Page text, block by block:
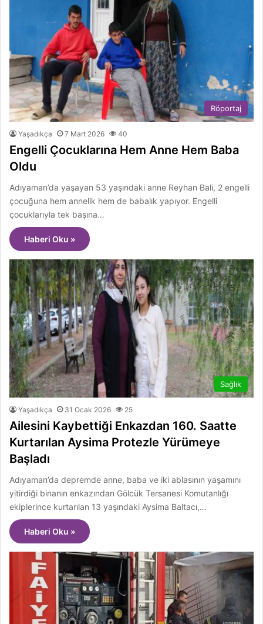
Röportaj
Yaşadıkça 7 Mart 2026 40
Engelli Çocuklarına Hem Anne Hem Baba
Oldu
Adıyaman’da yaşayan 53 yaşındaki anne Reyhan Bali, 2 engelli
çocuğuna hem annelik hem de babalık yapıyor. Engelli
çocuklarıyla tek başına…
Haberi Oku »
Sağlık
Yaşadıkça 31 Ocak 2026 25
Ailesini Kaybettiği Enkazdan 160. Saatte
Kurtarılan Aysima Protezle Yürümeye
Başladı
Adıyaman’da depremde anne, baba ve iki ablasının yaşamını
yitirdiği binanın enkazından Gölcük Tersanesi Komutanlığı
ekiplerince kurtarılan 13 yaşındaki Aysima Baltacı,…
Haberi Oku »